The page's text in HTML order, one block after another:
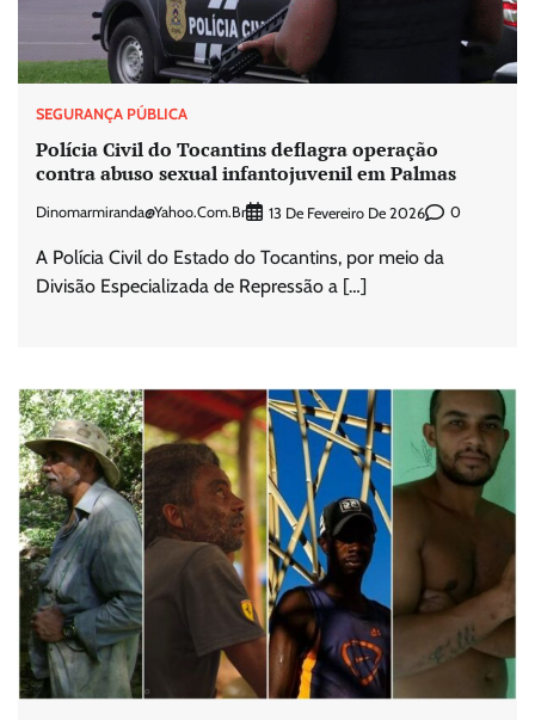
SEGURANÇA PÚBLICA
Polícia Civil do Tocantins deflagra operação
contra abuso sexual infantojuvenil em Palmas
Dinomarmiranda@yahoo.com.br 13 De Fevereiro De 2026 0
A Polícia Civil do Estado do Tocantins, por meio da
Divisão Especializada de Repressão a […]